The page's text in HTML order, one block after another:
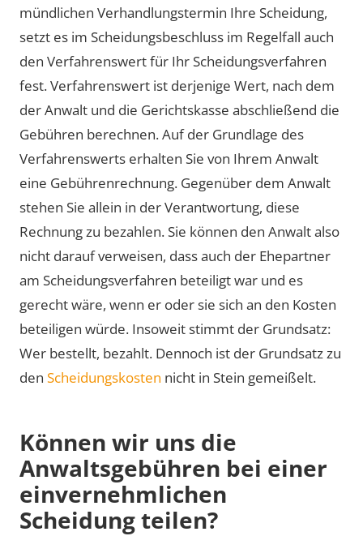
mündlichen Verhandlungstermin Ihre Scheidung,
setzt es im Scheidungsbeschluss im Regelfall auch
den Verfahrenswert für Ihr Scheidungsverfahren
fest. Verfahrenswert ist derjenige Wert, nach dem
der Anwalt und die Gerichtskasse abschließend die
Gebühren berechnen. Auf der Grundlage des
Verfahrenswerts erhalten Sie von Ihrem Anwalt
eine Gebührenrechnung. Gegenüber dem Anwalt
stehen Sie allein in der Verantwortung, diese
Rechnung zu bezahlen. Sie können den Anwalt also
nicht darauf verweisen, dass auch der Ehepartner
am Scheidungsverfahren beteiligt war und es
gerecht wäre, wenn er oder sie sich an den Kosten
beteiligen würde. Insoweit stimmt der Grundsatz:
Wer bestellt, bezahlt. Dennoch ist der Grundsatz zu
den Scheidungskosten nicht in Stein gemeißelt.
Können wir uns die
Anwaltsgebühren bei einer
einvernehmlichen
Scheidung teilen?